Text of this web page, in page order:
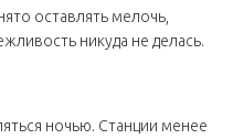
оставлять мелочь,
никуда не делась.
ночью. Станции менее